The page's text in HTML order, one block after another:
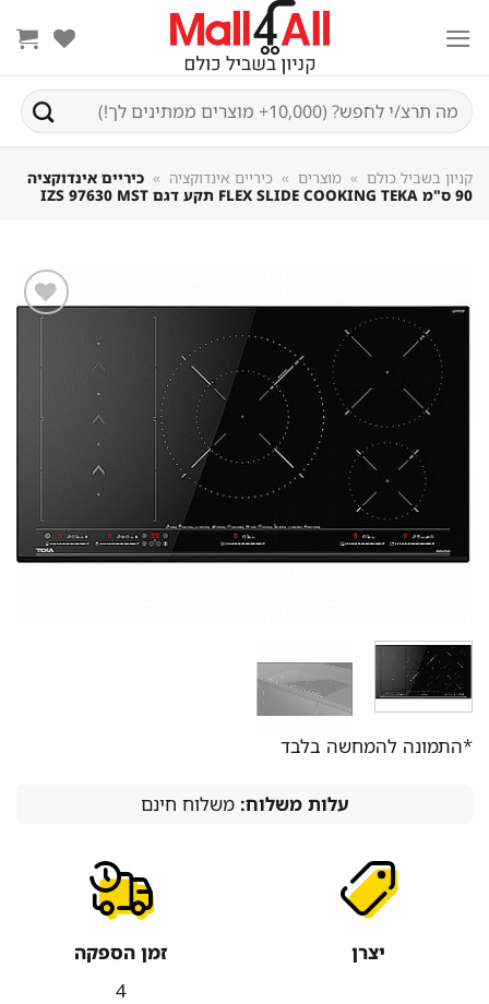
חיפוש
עבור:
קניון בשביל כולם מוצרים כיריים אינדוקציה
כיריים אינדוקציה
90 ס"מ FLEX SLIDE COOKING TEKA תקע דגם IZS 97630 MST
*התמונה להמחשה בלבד
עלות משלוח:משלוח חינם
יצרן
זמן הספקה
4